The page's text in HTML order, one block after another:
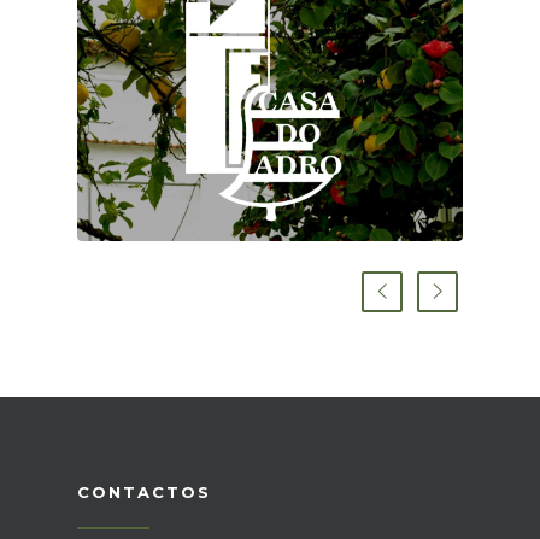
CONTACTOS